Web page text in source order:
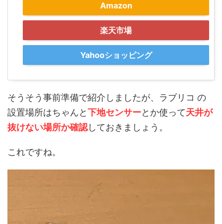
Amazon
楽天市場
Yahooショッピング
そうそう事前準備で紹介しましたが、ラブリコ の
設置場所はちゃんと下地センサーとか使って天井が
抜けない場所か確認しておきましょう。
これですね。